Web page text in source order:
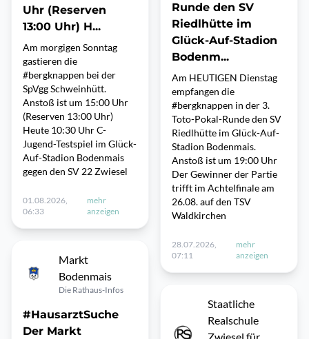
Uhr (Reserven
13:00 Uhr) H...
Am morgigen Sonntag
gastieren die
#bergknappen bei der
SpVgg Schweinhütt.
Anstoß ist um 15:00 Uhr
(Reserven 13:00 Uhr)
Heute 10:30 Uhr C-
Jugend-Testspiel im Glück-
Auf-Stadion Bodenmais
gegen den SV 22 Zwiesel
01.08.2026,
06:33
mehr
anzeigen
Markt
Bodenmais
Die Rathaus-Infos
#HausarztSuche
Der Markt
Runde den SV
Riedlhütte im
Glück-Auf-Stadion
Bodenm...
Am HEUTIGEN Dienstag
empfangen die
#bergknappen in der 3.
Toto-Pokal-Runde den SV
Riedlhütte im Glück-Auf-
Stadion Bodenmais.
Anstoß ist um 19:00 Uhr
Der Gewinner der Partie
trifft im Achtelfinale am
26.08. auf den TSV
Waldkirchen
28.07.2026,
07:11
mehr
anzeigen
Staatliche
Realschule